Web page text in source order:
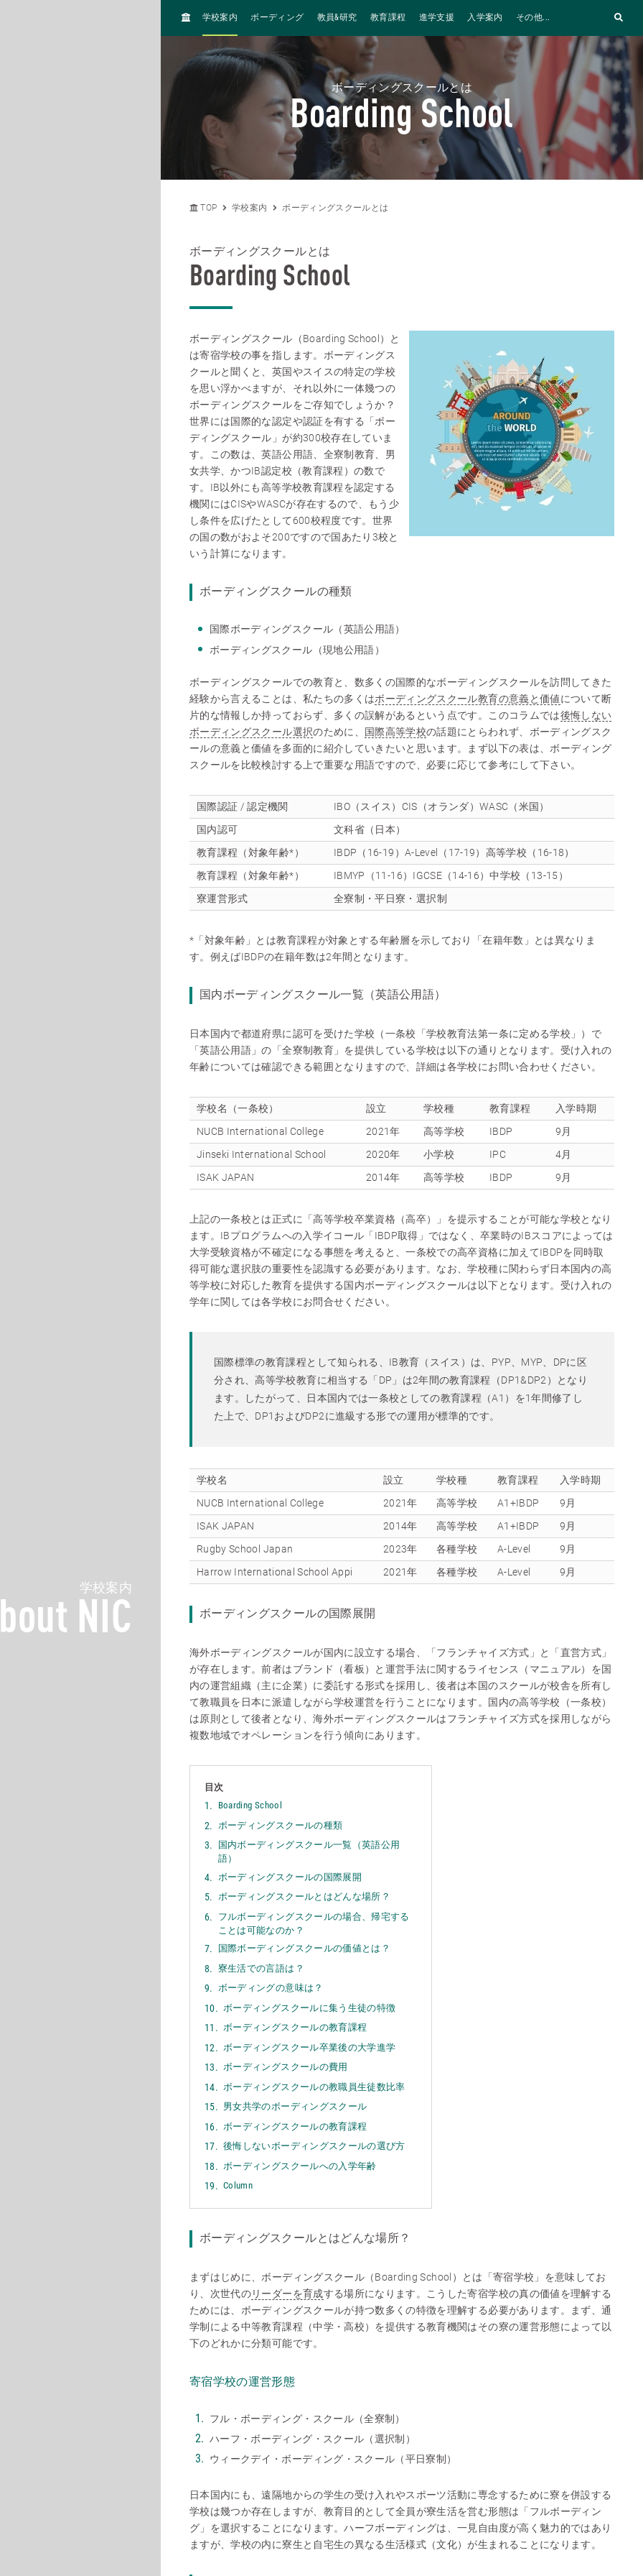
学校案内
NIC
H
M
学校案内 ボーディング 教員&研究 教育課程 進学支援 入学案内 その他...
ボーディングスクールとは
Boarding School
TOP 学校案内 ボーディングスクールとは
ボーディングスクールとは
Boarding School
ボーディングスクール（Boarding School）と
は寄宿学校の事を指します。ボーディングス
クールと聞くと、英国やスイスの特定の学校
を思い浮かべますが、それ以外に一体幾つの
ボーディングスクールをご存知でしょうか？
世界には国際的な認定や認証を有する「ボー
ディングスクール」が約300校存在していま
す。この数は、英語公用語、全寮制教育、男
女共学、かつIB認定校（教育課程）の数で
す。IB以外にも高等学校教育課程を認定する
機関にはCISやWASCが存在するので、もう少
し条件を広げたとして600校程度です。世界
の国の数がおよそ200ですので国あたり3校と
いう計算になります。
ボーディングスクールの種類
国際ボーディングスクール（英語公用語）
ボーディングスクール（現地公用語）
ボーディングスクールでの教育と、数多くの国際的なボーディングスクールを訪問してきた
経験から言えることは、私たちの多くはボーディングスクール教育の意義と価値について断
片的な情報しか持っておらず、多くの誤解があるという点です。このコラムでは後悔しない
ボーディングスクール選択のために、 国際高等学校の話題にとらわれず、ボーディングスク
ールの意義と価値を多面的に紹介していきたいと思います。まず以下の表は、ボーディング
スクールを比較検討する上で重要な用語ですので、必要に応じて参考にして下さい。
国際認証 / 認定機関
IBO（スイス）CIS（オランダ）WASC（米国）
国内認可
文科省（日本）
教育課程（対象年齢*）
IBDP（16-19）A-Level（17-19）高等学校（16-18）
教育課程（対象年齢*）
IBMYP（11-16）IGCSE（14-16）中学校（13-15）
寮運営形式
全寮制・平日寮・選択制
*「対象年齢」とは教育課程が対象とする年齢層を示しており「在籍年数」とは異なりま
す。例えばIBDPの在籍年数は2年間となります。
国内ボーディングスクール一覧（英語公用語）
日本国内で都道府県に認可を受けた学校（一条校「学校教育法第一条に定める学校」）で
「英語公用語」の「全寮制教育」を提供している学校は以下の通りとなります。受け入れの
年齢については確認できる範囲となりますので、詳細は各学校にお問い合わせください。
学校名（一条校） 設立 学校種 教育課程
入学時期
NUCB International College
2021年 高等学校 IBDP
9月
Jinseki International School
2020年 小学校 IPC
4月
ISAK JAPAN
2014年 高等学校 IBDP 9月
上記の一条校とは正式に「高等学校卒業資格（高卒）」を提示することが可能な学校となり
ます。IBプログラムへの入学イコール「IBDP取得」ではなく、卒業時のIBスコアによっては
大学受験資格が不確定になる事態を考えると、一条校での高卒資格に加えてIBDPを同時取
得可能な選択肢の重要性を認識する必要があります。なお、学校種に関わらず日本国内の高
等学校に対応した教育を提供する国内ボーディングスクールは以下となります。受け入れの
学年に関しては各学校にお問合せください。
国際標準の教育課程として知られる、IB教育（スイス）は、PYP、MYP、DPに区
分され、高等学校教育に相当する「DP」は2年間の教育課程（DP1&DP2）となり
ます。したがって、日本国内では一条校としての教育課程（A1）を1年間修了し
た上で、DP1およびDP2に進級する形での運用が標準的です。
学校名 設立 学校種 教育課程
入学時期
NUCB International College
2021年 高等学校 A1+IBDP
9月
ISAK JAPAN
2014年 高等学校 A1+IBDP
9月
Rugby School Japan
2023年 各種学校 A-Level
9月
Harrow International School Appi
2021年 各種学校 A-Level 9月
ボーディングスクールの国際展開
海外ボーディングスクールが国内に設立する場合、「フランチャイズ方式」と「直営方式」
が存在します。前者はブランド（看板）と運営手法に関するライセンス（マニュアル）を国
内の運営組織（主に企業）に委託する形式を採用し、後者は本国のスクールが校舎を所有し
て教職員を日本に派遣しながら学校運営を行うことになります。国内の高等学校（一条校）
は原則として後者となり、海外ボーディングスクールはフランチャイズ方式を採用しながら
複数地域でオペレーションを行う傾向にあります。
目次
Boarding School
ボーディングスクールの種類
国内ボーディングスクール一覧（英語公用
語）
ボーディングスクールの国際展開
ボーディングスクールとはどんな場所？
フルボーディングスクールの場合、帰宅する
ことは可能なのか？
国際ボーディングスクールの価値とは？
寮生活での言語は？
ボーディングの意味は？
ボーディングスクールに集う生徒の特徴
ボーディングスクールの教育課程
ボーディングスクール卒業後の大学進学
ボーディングスクールの費用
ボーディングスクールの教職員生徒数比率
男女共学のボーディングスクール
ボーディングスクールの教育課程
後悔しないボーディングスクールの選び方
ボーディングスクールへの入学年齢
Column
ボーディングスクールとはどんな場所？
まずはじめに、ボーディングスクール（Boarding School）とは「寄宿学校」を意味してお
り、次世代のリーダーを育成する場所になります。こうした寄宿学校の真の価値を理解する
ためには、ボーディングスクールが持つ数多くの特徴を理解する必要があります。まず、通
学制による中等教育課程（中学・高校）を提供する教育機関はその寮の運営形態によって以
下のどれかに分類可能です。
寄宿学校の運営形態
フル・ボーディング・スクール（全寮制）
ハーフ・ボーディング・スクール（選択制）
ウィークデイ・ボーディング・スクール（平日寮制）
日本国内にも、遠隔地からの学生の受け入れやスポーツ活動に専念するために寮を併設する
学校は幾つか存在しますが、教育目的として全員が寮生活を営む形態は「フルボーディン
グ」を選択することになります。ハーフボーディングは、一見自由度が高く魅力的ではあり
ますが、学校の内に寮生と自宅生の異なる生活様式（文化）が生まれることになります。